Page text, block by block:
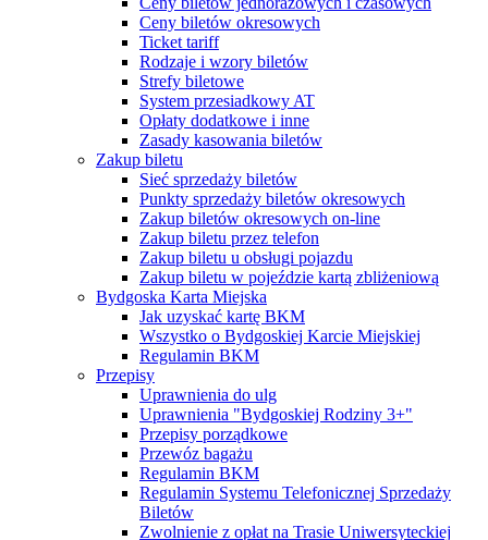
Ceny biletów okresowych
Ticket tariff
Rodzaje i wzory biletów
Strefy biletowe
System przesiadkowy AT
Opłaty dodatkowe i inne
Zasady kasowania biletów
Zakup biletu
Sieć sprzedaży biletów
Punkty sprzedaży biletów okresowych
Zakup biletów okresowych on-line
Zakup biletu przez telefon
Zakup biletu u obsługi pojazdu
Zakup biletu w pojeździe kartą zbliżeniową
Bydgoska Karta Miejska
Jak uzyskać kartę BKM
Wszystko o Bydgoskiej Karcie Miejskiej
Regulamin BKM
Przepisy
Uprawnienia do ulg
Uprawnienia "Bydgoskiej Rodziny 3+"
Przepisy porządkowe
Przewóz bagażu
Regulamin BKM
Regulamin Systemu Telefonicznej Sprzedaży
Biletów
Zwolnienie z opłat na Trasie Uniwersyteckiej